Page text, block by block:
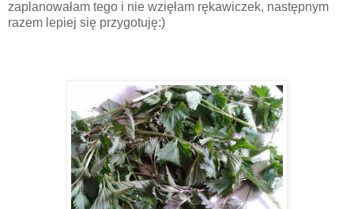
zaplanowałam tego i nie wzięłam rękawiczek, następnym
razem lepiej się przygotuję:)